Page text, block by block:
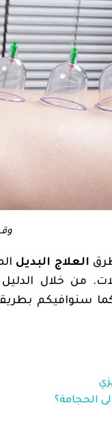
العلاج البديل
من خلال
سنوافيكم
الحجامة؟